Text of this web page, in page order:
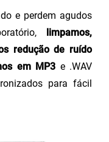
e perdem agudos
limpamos,
redução de ruído
em MP3 e .WAV
para fácil